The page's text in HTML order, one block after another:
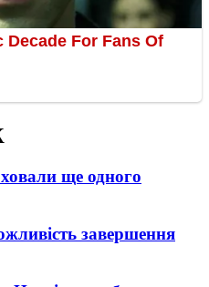
ще одного
завершення